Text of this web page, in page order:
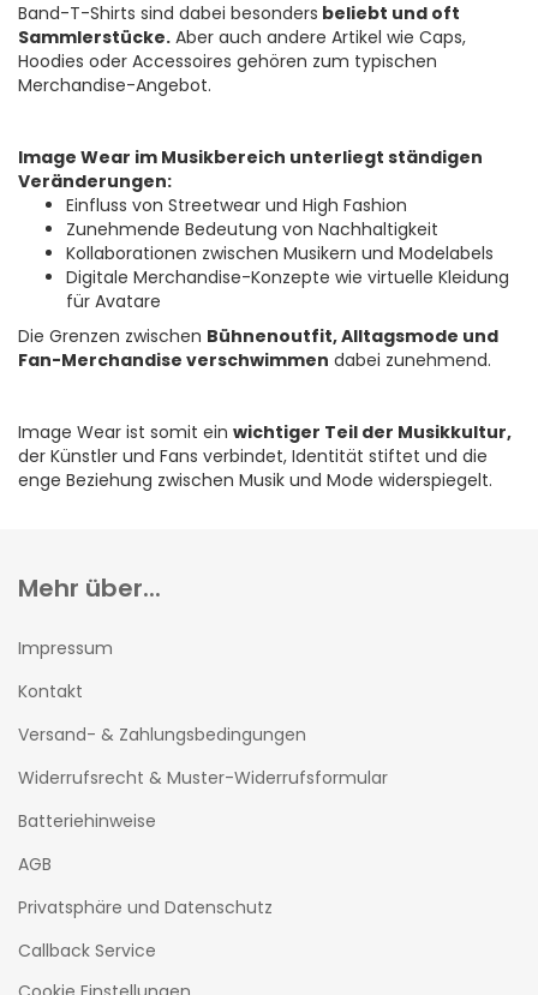
Band-T-Shirts sind dabei besonders beliebt und oft
Sammlerstücke. Aber auch andere Artikel wie Caps,
Hoodies oder Accessoires gehören zum typischen
Merchandise-Angebot.
Image Wear im Musikbereich unterliegt ständigen
Veränderungen:
Einfluss von Streetwear und High Fashion
Zunehmende Bedeutung von Nachhaltigkeit
Kollaborationen zwischen Musikern und Modelabels
Digitale Merchandise-Konzepte wie virtuelle Kleidung
für Avatare
Die Grenzen zwischen Bühnenoutfit, Alltagsmode und
Fan-Merchandise verschwimmen dabei zunehmend.
Image Wear ist somit ein wichtiger Teil der Musikkultur,
der Künstler und Fans verbindet, Identität stiftet und die
enge Beziehung zwischen Musik und Mode widerspiegelt.
Mehr über...
Impressum
Kontakt
Versand- & Zahlungsbedingungen
Widerrufsrecht & Muster-Widerrufsformular
Batteriehinweise
AGB
Privatsphäre und Datenschutz
Callback Service